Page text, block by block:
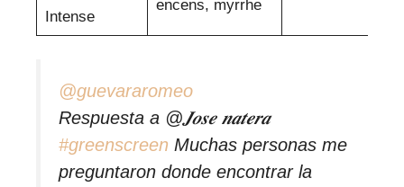
Intense
encens, myrrhe
@guevararomeo
Respuesta a @𝑱𝒐𝒔𝒆 𝒏𝒂𝒕𝒆𝒓𝒂
#greenscreen Muchas personas me
preguntaron donde encontrar la